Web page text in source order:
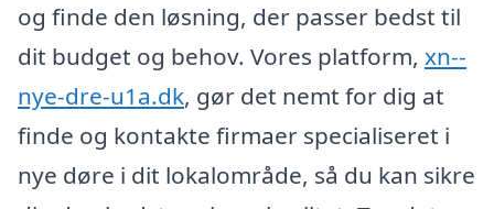
og finde den løsning, der passer bedst til
dit budget og behov. Vores platform, xn--
nye-dre-u1a.dk, gør det nemt for dig at
finde og kontakte firmaer specialiseret i
nye døre i dit lokalområde, så du kan sikre